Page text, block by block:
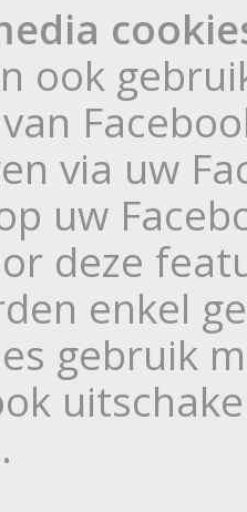
ook
via uw
uw
deze
enkel
gebruik